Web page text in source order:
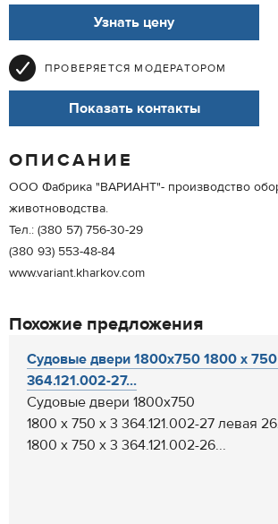
Узнать цену
ПРОВЕРЯЕТСЯ МОДЕРАТОРОМ
Показать контакты
ОПИСАНИЕ
ООО Фабрика "ВАРИАНТ"- производство
животноводства.
Тел.: (380 57) 756-30-29
(380 93) 553-48-84
www.variant.kharkov.com
Похожие предложения
Судовые двери 1800х750 1800 х
364.121.002-27...
Судовые двери 1800х750
1800 х 750 х 3 364.121.002-27 левая
1800 х 750 х 3 364.121.002-26...